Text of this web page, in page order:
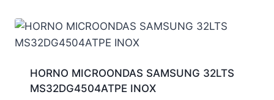
HORNO MICROONDAS SAMSUNG 32LTS
MS32DG4504ATPE INOX